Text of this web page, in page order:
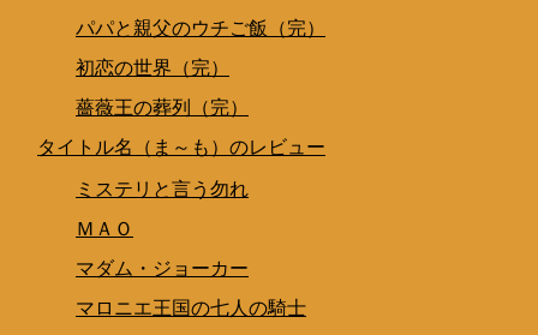
パパと親父のウチご飯（完）
初恋の世界（完）
薔薇王の葬列（完）
タイトル名（ま～も）のレビュー
ミステリと言う勿れ
ＭＡＯ
マダム・ジョーカー
マロニエ王国の七人の騎士